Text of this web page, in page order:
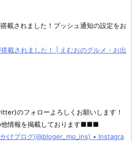
載されました！プッシュ通知の設定をお
載されました！ | えむおのグルメ・お出
のフォローよろしくお願いします！
他情報を掲載しております■■■
けブログ(@bloger_mo_ins) • Instagra